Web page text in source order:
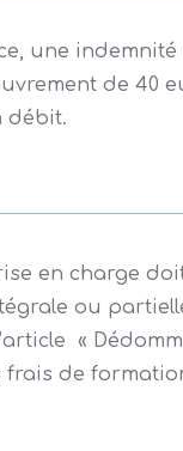
une
de 40
débit.
en charge
ou
«
frais de